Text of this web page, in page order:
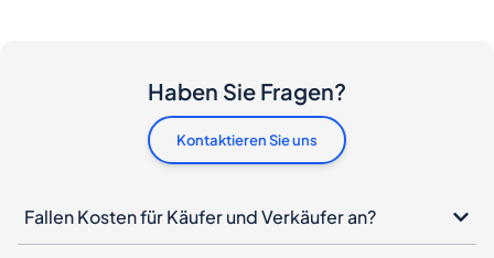
Haben Sie Fragen?
Kontaktieren Sie uns
Fallen Kosten für Käufer und Verkäufer an?